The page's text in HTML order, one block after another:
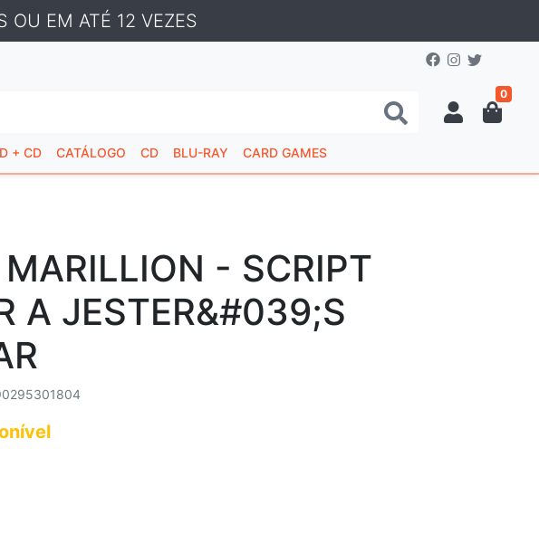
OU EM ATÉ 12 VEZES
0
+ CD CATÁLOGO CD BLU-RAY CARD GAMES
- SCRIPT
A JESTER&#039;S